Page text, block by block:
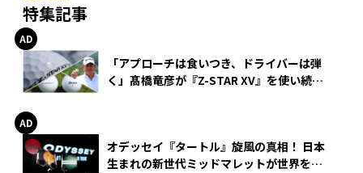
特集記事
「アプローチは食いつき、ドライバーは弾
く」髙橋竜彦が『Z-STAR XV』を使い続け
オデッセイ『タートル』旋風の真相！ 日本
生まれの新世代ミッドマレットが世界を席